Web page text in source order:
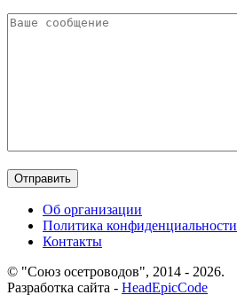
Об организации
Политика конфиденциальности
Контакты
© "Союз осетроводов", 2014 - 2026.
Разработка сайта - HeadEpicCode